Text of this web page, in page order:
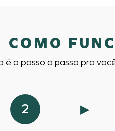
COMO
é o passo a passo pra
2 ▶